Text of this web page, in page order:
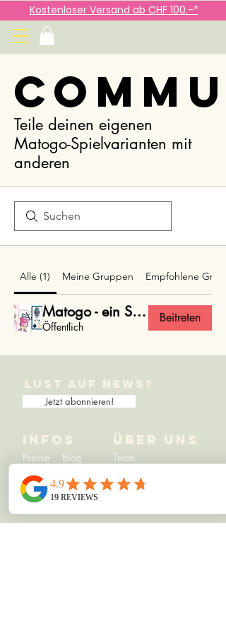
Kostenloser Versand ab CHF 100.-*
Teile deinen eigenen
Matogo-Spielvarianten mit
anderen
Alle (1) Meine Gruppen Empfohlene
Matogo - ein Spiel mit unzähligen Spielvarianten!
Öffentlich
Beitreten
Lust auf News?
Jetzt abonnieren!
Infos Über uns
Presse Blog
Team
News
Links
Kontakt: ​info@mormelsandpeppers.com​
Allgemein